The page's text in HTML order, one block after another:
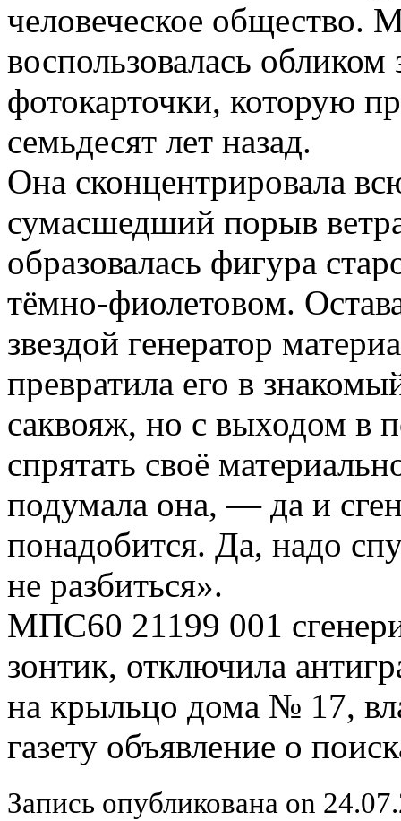
человеческое общество.
воспользовалась
фотокарточки, которую
семьдесят лет назад.
Она сконцентрировала
сумасшедший порыв
образовалась фигура
тёмно-фиолетовом.
звездой генератор
превратила его в
саквояж, но с выходом в
спрятать своё
подумала она, — да и
понадобится. Да, надо
не разбиться».
МПС60 21199 001
зонтик, отключила
на крыльцо дома № 17,
газету объявление о
Запись опубликована on